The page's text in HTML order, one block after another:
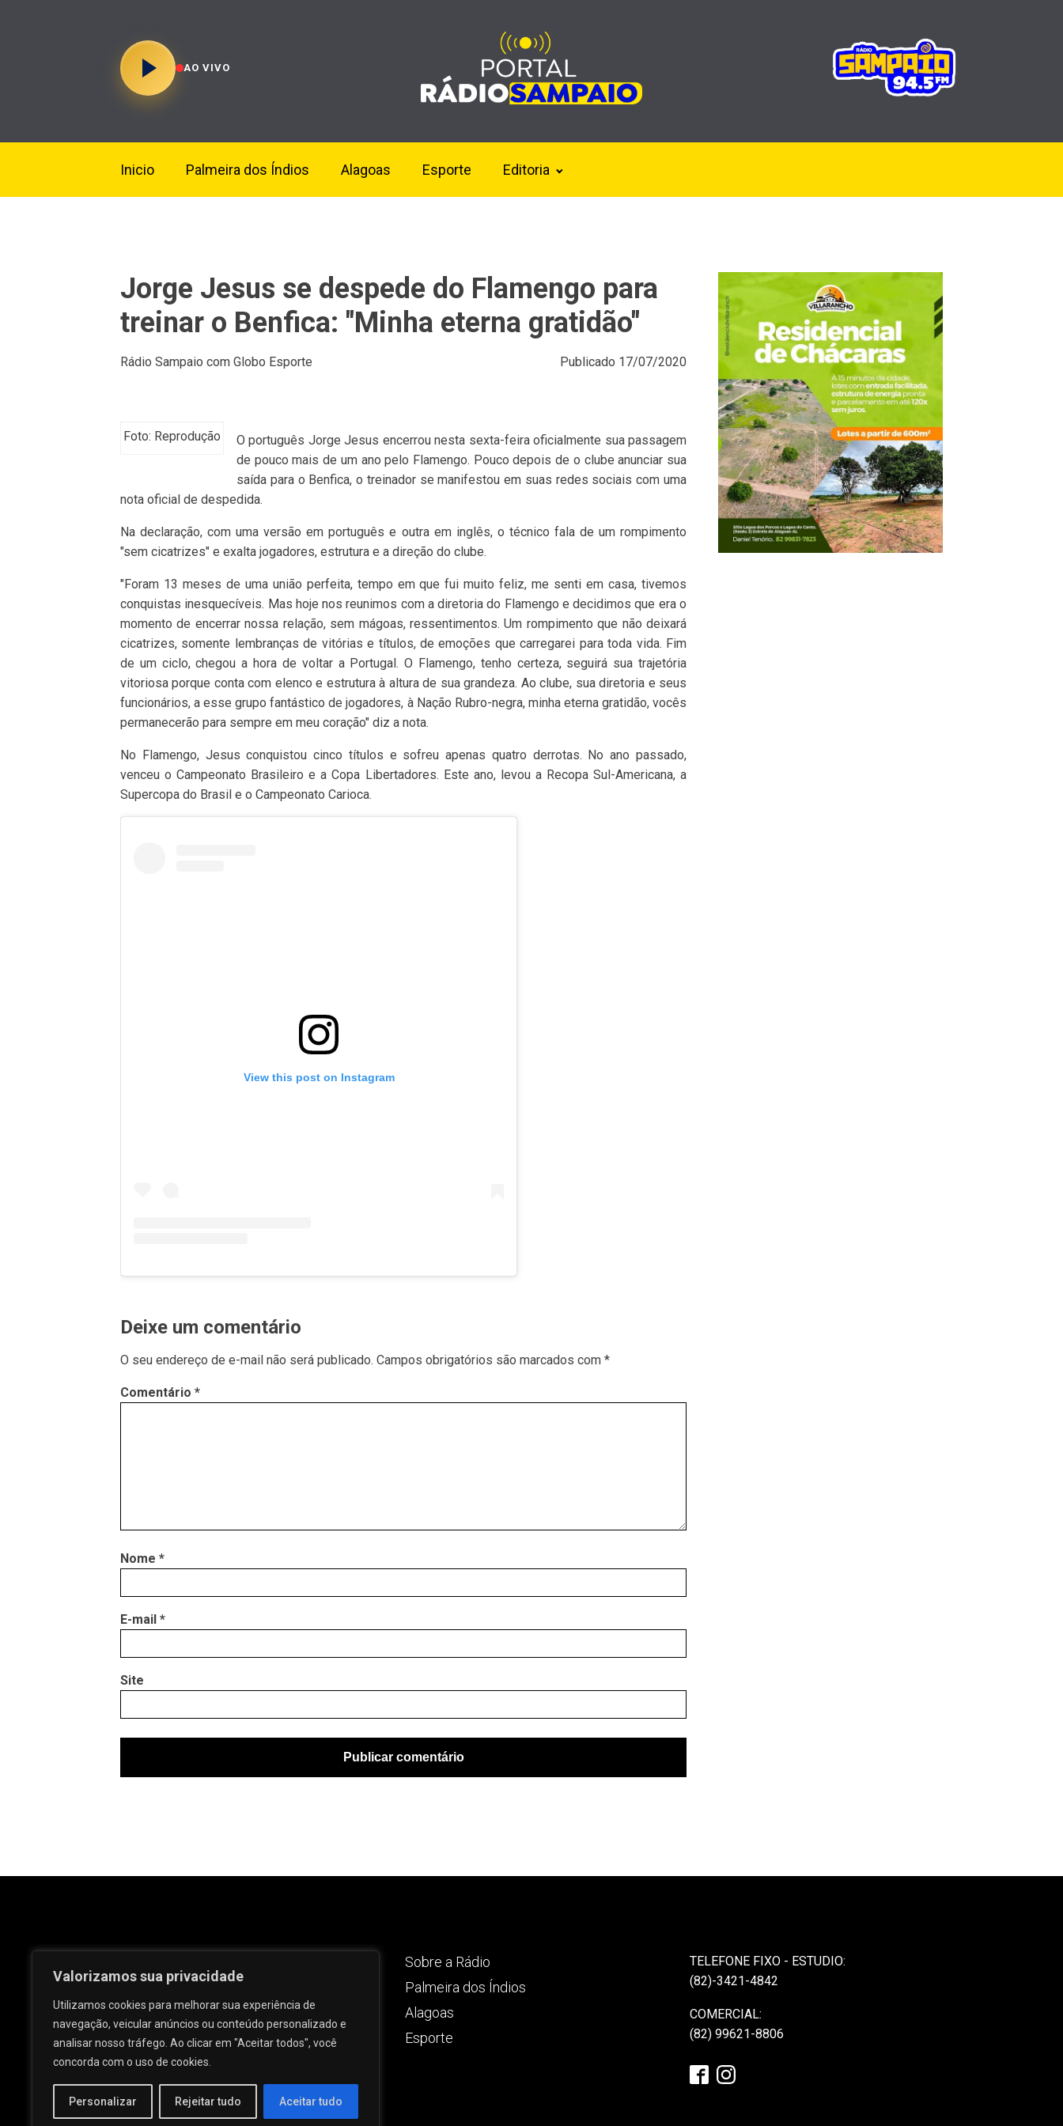
Valorizamos sua privacidade
Utilizamos cookies para melhorar sua experiência de
navegação, veicular anúncios ou conteúdo personalizado e
analisar nosso tráfego. Ao clicar em "Aceitar todos", você
concorda com o uso de cookies.
Personalizar Rejeitar tudo Aceitar tudo
AO VIVO
Inicio Palmeira dos Índios Alagoas Esporte Editoria
Jorge Jesus se despede do Flamengo para
treinar o Benfica: "Minha eterna gratidão"
Rádio Sampaio com Globo Esporte Publicado 17/07/2020
Foto: Reprodução
O português Jorge Jesus encerrou nesta sexta-feira oficialmente sua passagem
de pouco mais de um ano pelo Flamengo. Pouco depois de o clube anunciar sua
saída para o Benfica, o treinador se manifestou em suas redes sociais com uma
nota oficial de despedida.
Na declaração, com uma versão em português e outra em inglês, o técnico fala de um rompimento
"sem cicatrizes" e exalta jogadores, estrutura e a direção do clube.
"Foram 13 meses de uma união perfeita, tempo em que fui muito feliz, me senti em casa, tivemos
conquistas inesquecíveis. Mas hoje nos reunimos com a diretoria do Flamengo e decidimos que era o
momento de encerrar nossa relação, sem mágoas, ressentimentos. Um rompimento que não deixará
cicatrizes, somente lembranças de vitórias e títulos, de emoções que carregarei para toda vida. Fim
de um ciclo, chegou a hora de voltar a Portugal. O Flamengo, tenho certeza, seguirá sua trajetória
vitoriosa porque conta com elenco e estrutura à altura de sua grandeza. Ao clube, sua diretoria e seus
funcionários, a esse grupo fantástico de jogadores, à Nação Rubro-negra, minha eterna gratidão, vocês
permanecerão para sempre em meu coração" diz a nota.
No Flamengo, Jesus conquistou cinco títulos e sofreu apenas quatro derrotas. No ano passado,
venceu o Campeonato Brasileiro e a Copa Libertadores. Este ano, levou a Recopa Sul-Americana, a
Supercopa do Brasil e o Campeonato Carioca.
View this post on Instagram
Deixe um comentário
O seu endereço de e-mail não será publicado. Campos obrigatórios são marcados com *
Comentário *
Nome *
E-mail *
Site
Rua José e Maria Passos, nº 25 - Centro -
Palmeira dos Índios - AL.
Sobre a Rádio
Palmeira dos Índios
Alagoas
Esporte
TELEFONE FIXO - ESTUDIO:
(82)-3421-4842
COMERCIAL:
(82) 99621-8806